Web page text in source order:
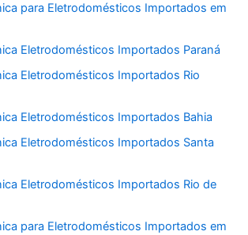
para Eletrodomésticos Importados em
Eletrodomésticos Importados Paraná
Eletrodomésticos Importados Rio
Eletrodomésticos Importados Bahia
Eletrodomésticos Importados Santa
Eletrodomésticos Importados Rio de
para Eletrodomésticos Importados em